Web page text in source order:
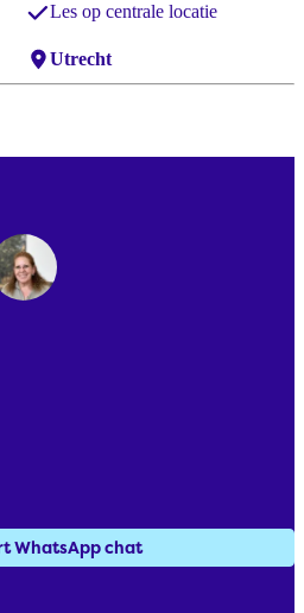
Les op centrale locatie
Locaties:
Utrecht
WhatsApp chat